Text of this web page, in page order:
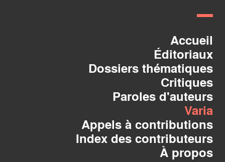
Accueil
Éditoriaux
Dossiers thématiques
Critiques
Paroles d'auteurs
Varia
Appels à contributions
Index des contributeurs
À propos